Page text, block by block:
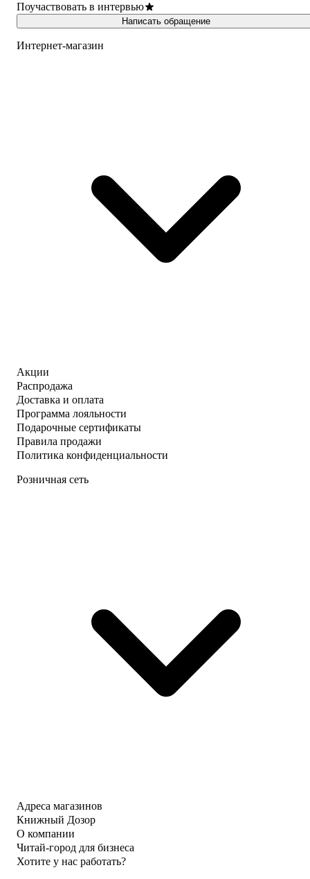
Поучаствовать в интервью
Написать обращение
Интернет-магазин
Акции
Распродажа
Доставка и оплата
Программа лояльности
Подарочные сертификаты
Правила продажи
Политика конфиденциальности
Розничная сеть
Адреса магазинов
Книжный Дозор
О компании
Читай-город для бизнеса
Хотите у нас работать?